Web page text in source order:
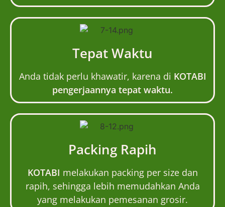
Tepat Waktu
Anda tidak perlu khawatir, karena di KOTABI
pengerjaannya tepat waktu.
Packing Rapih
KOTABI melakukan packing per size dan
rapih, sehingga lebih memudahkan Anda
yang melakukan pemesanan grosir.